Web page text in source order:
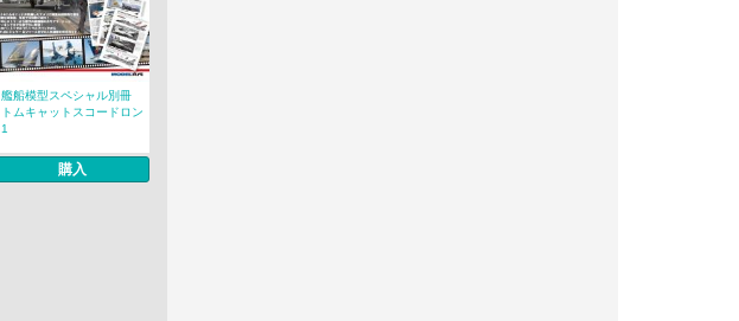
艦船模型スペシャル別冊
トムキャットスコードロン
1
購入